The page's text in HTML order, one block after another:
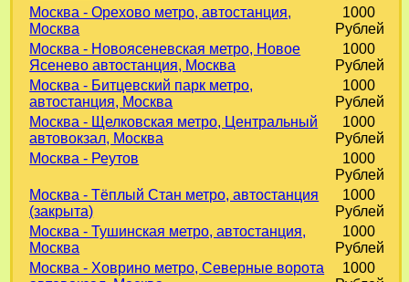
Москва - Орехово метро, автостанция,
Москва
1000
Рублей
Москва - Новоясеневская метро, Новое
Ясенево автостанция, Москва
1000
Рублей
Москва - Битцевский парк метро,
автостанция, Москва
1000
Рублей
Москва - Щелковская метро, Центральный
автовокзал, Москва
1000
Рублей
Москва - Реутов
1000
Рублей
Москва - Тёплый Стан метро, автостанция
(закрыта)
1000
Рублей
Москва - Тушинская метро, автостанция,
Москва
1000
Рублей
Москва - Ховрино метро, Северные ворота
1000